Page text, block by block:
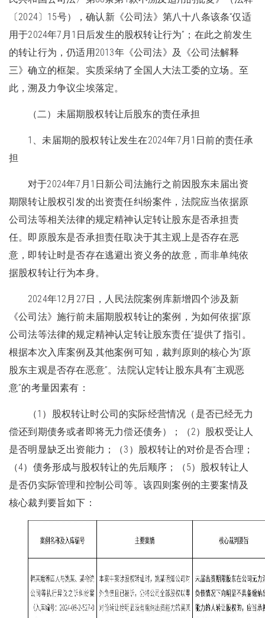
〔2024〕15号），确认新《公司法》第八十八条该条“仅适
用于2024年7月1日后发生的股权转让行为”；在此之前发生
的转让行为，仍适用2013年《公司法》及《公司法解释
三》确立的框架。实质采纳了全国人大法工委的立场。至
此，溯及力争议尘埃落定。
（二）未届期股权转让后股东的责任承担
1、未届期的股权转让发生在2024年7月1日前的责任承
担
对于2024年7月1日新公司法施行之前因股东未届出资
期限转让股权引发的出资责任纠纷案件，法院应当依据原
公司法等相关法律的规定精神认定转让股东是否承担责
任。即原股东是否承担责任取决于其主观上是否存在恶
意，即转让时是否存在逃避出资义务的故意，而非单纯依
据股权转让行为本身。
2024年12月27日，人民法院案例库新增四个涉及新
《公司法》施行前未届期股权转让的案例，为如何依据“原
公司法等法律的规定精神认定转让股东责任”提供了指引。
根据本次入库案例及其他案例可知，裁判原则的核心为“原
股东主观是否存在恶意”。法院认定转让股东具有“主观恶
意”的考量因素有：
（1）股权转让时公司的实际经营情况（是否已经无力
偿还到期债务或者即将无力偿还债务）；（2）股权受让人
是否明显缺乏出资能力；（3）股权转让的对价是否合理；
（4）债务形成与股权转让的先后顺序；（5）股权转让人
是否仍实际管理和控制公司等。该四则案例的主要案情及
核心裁判要旨如下：